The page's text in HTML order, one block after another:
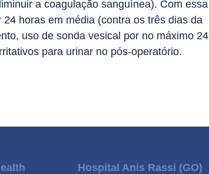
a coagulação sanguínea). Com essa
horas em média (contra os três dias da
uso de sonda vesical por no máximo 24
para urinar no pós-operatório.
Hospital Anis Rassi (GO)